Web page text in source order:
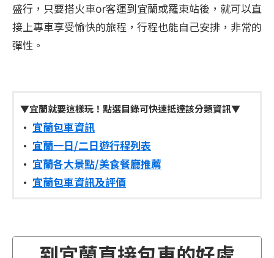
盛行，只要搭火車or客運到宜蘭或羅東站後，就可以直
接上專車享受愉快的旅程，行程也能自己安排，非常的
彈性。
▼宜蘭就要這樣玩！點選目錄可快速抵達該分類資訊▼
• 宜蘭包車資訊
• 宜蘭一日/二日遊行程列表
• 宜蘭各大景點/美食餐廳推薦
• 宜蘭包車資訊及評價​​